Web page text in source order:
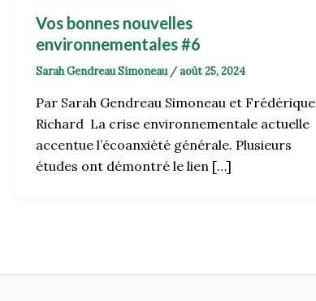
Vos bonnes nouvelles
environnementales #6
Sarah Gendreau Simoneau /août 25, 2024
Par Sarah Gendreau Simoneau et Frédérique
Richard La crise environnementale actuelle
accentue l’écoanxiété générale. Plusieurs
études ont démontré le lien […]